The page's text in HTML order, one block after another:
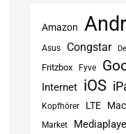
Amazon
Asus
Congstar
Fritzbox Fyve
Internet iOS
Kopfhörer LTE
Market